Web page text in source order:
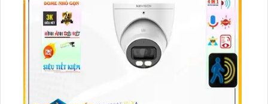
nhanh chóng chỉ với một dây cáp duy nhất. Công
nghệ thu âm chất lượng giúp bạn không chỉ có hình
ảnh sắc nét mà còn âm thanh rõ ràng.Với công nghệ
giám sát ban đêm thông qua hồng ngoại 10m,
camera KX-E0505FN2 giúp bạn thu được hình ảnh rõ
ràng cả trong ban ngày lẫn ban đêm. Công nghệ
hồng ngoại SMD cho phép camera bắt được mọi chi